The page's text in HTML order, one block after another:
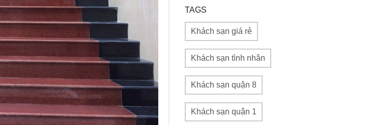
TAGS
Khách sạn giá rẻ
Khách sạn tình nhân
Khách sạn quận 8
Khách sạn quận 1